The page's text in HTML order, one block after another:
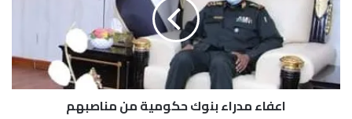
د
ر
ا
اعفاء مدراء بنوك حكومية من مناصبهم